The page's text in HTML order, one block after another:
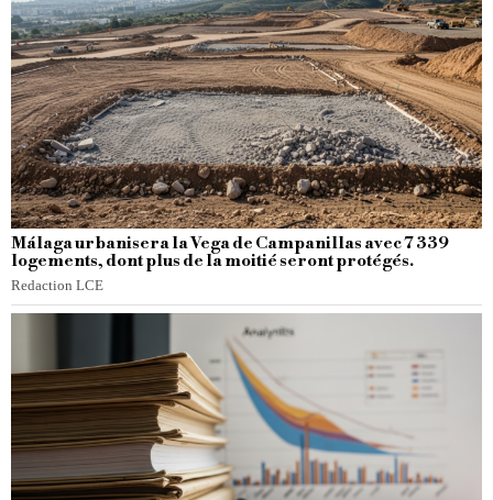
Málaga urbanisera la Vega de Campanillas avec 7 339
logements, dont plus de la moitié seront protégés.
Redaction LCE